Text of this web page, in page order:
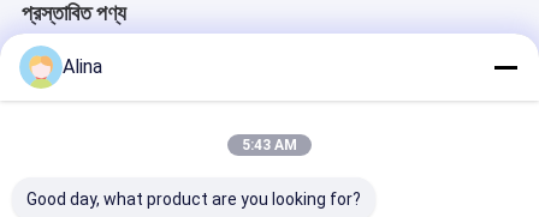
প্রস্তাবিত পণ্য
Alina
5:43 AM
Good day, what product are you looking for?